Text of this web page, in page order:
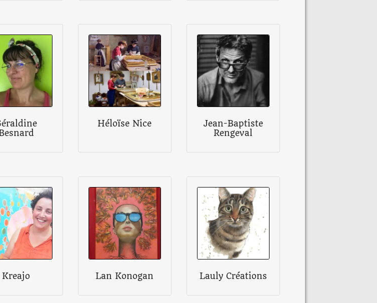
Héloïse Nice
Jean-Baptiste
Rengeval
Kreajo Lan Konogan Lauly Créations